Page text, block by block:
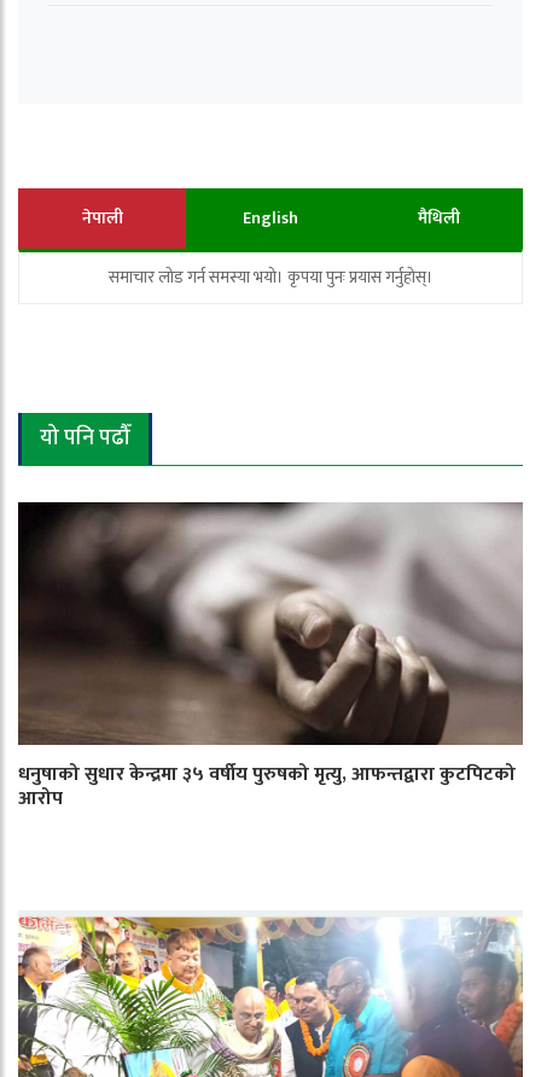
नेपाली English मैथिली
समाचार लोड गर्न समस्या भयो। कृपया पुनः प्रयास गर्नुहोस्।
यो पनि पढौँ
धनुषाको सुधार केन्द्रमा ३५ वर्षीय पुरुषको मृत्यु, आफन्तद्वारा कुटपिटको
आरोप